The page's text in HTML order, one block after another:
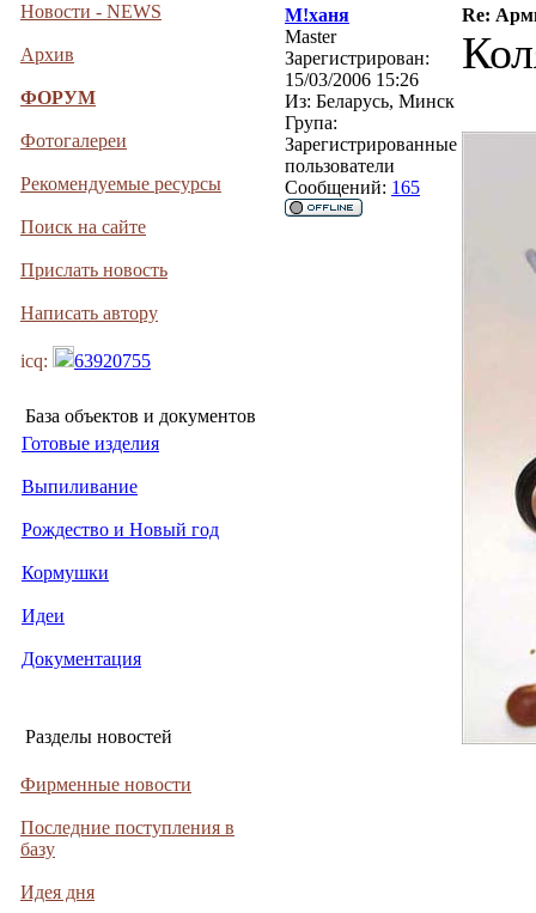
Новости - NEWS
Архив
ФОРУМ
Фотогалереи
Рекомендуемые ресурсы
Поиск на сайте
Прислать новость
Написать автору
icq: 63920755
База объектов и документов
Готовые изделия
Выпиливание
Рождество и Новый год
Кормушки
Идеи
Документация
Разделы новостей
Фирменные новости
Последние поступления в
базу
Идея дня
М!ханя
Re:
Master
Зарегистрирован:
15/03/2006 15:26
Из: Беларусь, Минск
Група:
Зарегистрированные
пользователи
Сообщений: 165